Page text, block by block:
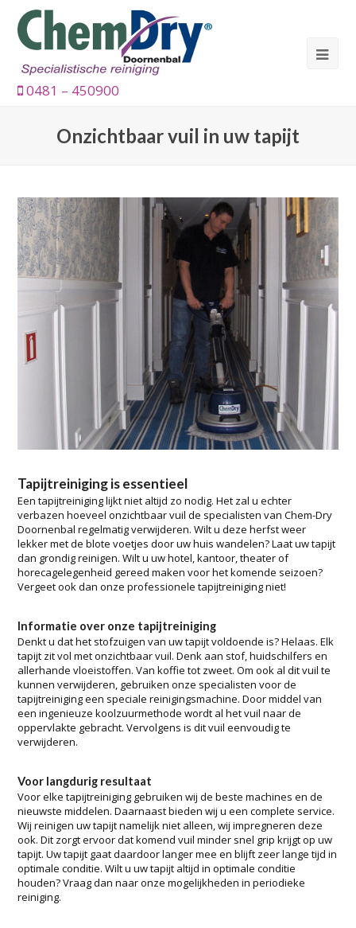
0481 – 450900
Onzichtbaar vuil in uw tapijt
Tapijtreiniging is essentieel
Een tapijtreiniging lijkt niet altijd zo nodig. Het zal u echter
verbazen hoeveel onzichtbaar vuil de specialisten van Chem-Dry
Doornenbal regelmatig verwijderen. Wilt u deze herfst weer
lekker met de blote voetjes door uw huis wandelen? Laat uw tapijt
dan grondig reinigen. Wilt u uw hotel, kantoor, theater of
horecagelegenheid gereed maken voor het komende seizoen?
Vergeet ook dan onze professionele tapijtreiniging niet!
Informatie over onze tapijtreiniging
Denkt u dat het stofzuigen van uw tapijt voldoende is? Helaas. Elk
tapijt zit vol met onzichtbaar vuil. Denk aan stof, huidschilfers en
allerhande vloeistoffen. Van koffie tot zweet. Om ook al dit vuil te
kunnen verwijderen, gebruiken onze specialisten voor de
tapijtreiniging een speciale reinigingsmachine. Door middel van
een ingenieuze koolzuurmethode wordt al het vuil naar de
oppervlakte gebracht. Vervolgens is dit vuil eenvoudig te
verwijderen.
Voor langdurig resultaat
Voor elke tapijtreiniging gebruiken wij de beste machines en de
nieuwste middelen. Daarnaast bieden wij u een complete service.
Wij reinigen uw tapijt namelijk niet alleen, wij impregneren deze
ook. Dit zorgt ervoor dat komend vuil minder snel grip krijgt op uw
tapijt. Uw tapijt gaat daardoor langer mee en blijft zeer lange tijd in
optimale conditie. Wilt u uw tapijt altijd in optimale conditie
houden? Vraag dan naar onze mogelijkheden in periodieke
reiniging.